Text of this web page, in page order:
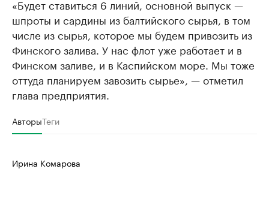
«Будет ставиться 6 линий, основной выпуск —
шпроты и сардины из балтийского сырья, в том
числе из сырья, которое мы будем привозить из
Финского залива. У нас флот уже работает и в
Финском заливе, и в Каспийском море. Мы тоже
оттуда планируем завозить сырье», — отметил
глава предприятия.
АвторыТеги
Ирина Комарова